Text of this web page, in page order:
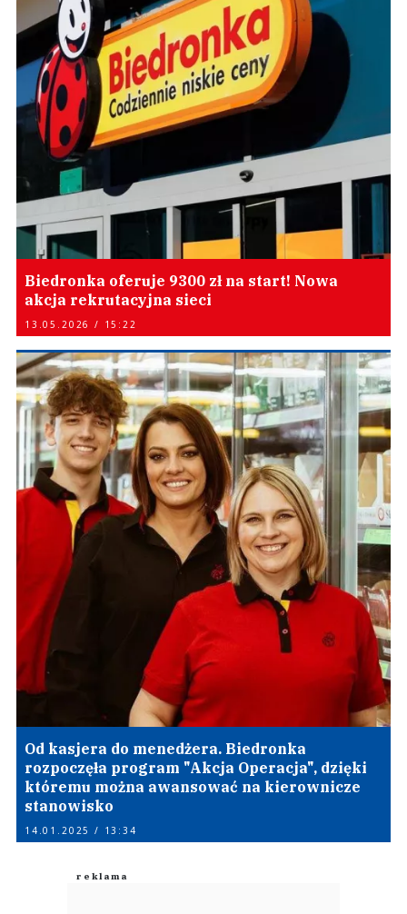
Biedronka oferuje 9300 zł na start! Nowa
akcja rekrutacyjna sieci
13.05.2026 / 15:22
Od kasjera do menedżera. Biedronka
rozpoczęła program "Akcja Operacja", dzięki
któremu można awansować na kierownicze
stanowisko
14.01.2025 / 13:34